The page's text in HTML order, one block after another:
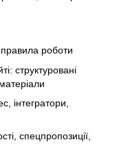
правила роботи
структуровані
інтегратори,
спецпропозиції,